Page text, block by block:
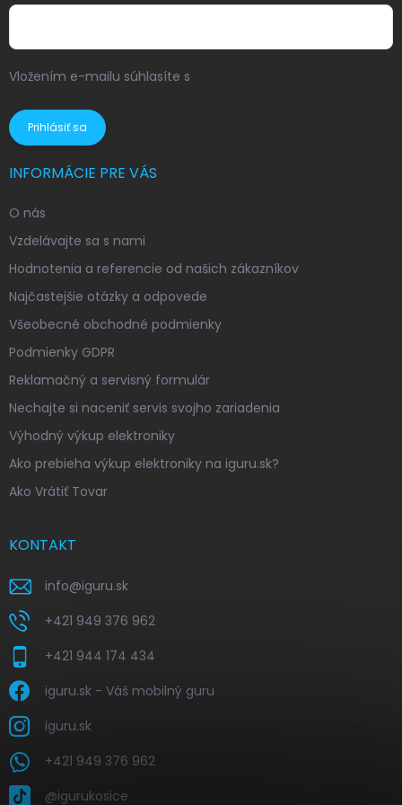
Vložením e-mailu súhlasíte s
Prihlásiť sa
INFORMÁCIE PRE VÁS
O nás
Vzdelávajte sa s nami
Hodnotenia a referencie od našich zákazníkov
Najčastejšie otázky a odpovede
Všeobecné obchodné podmienky
Podmienky GDPR
Reklamačný a servisný formulár
Nechajte si naceniť servis svojho zariadenia
Výhodný výkup elektroniky
Ako prebieha výkup elektroniky na iguru.sk?
Ako Vrátiť Tovar
KONTAKT
info@iguru.sk
+421 949 376 962
+421 944 174 434
iguru.sk - Váš mobilný guru
iguru.sk
+421 949 376 962
@igurukosice